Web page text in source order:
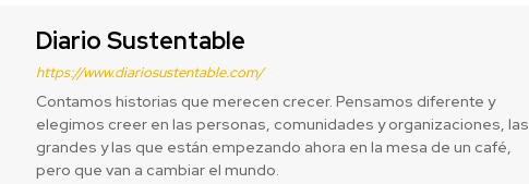
Diario Sustentable
https://www.diariosustentable.com/
Contamos historias que merecen crecer. Pensamos diferente y
elegimos creer en las personas, comunidades y organizaciones, las
grandes y las que están empezando ahora en la mesa de un café,
pero que van a cambiar el mundo.